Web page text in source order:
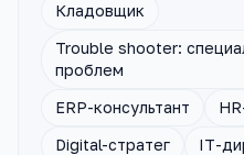
Кладовщик
Trouble shooter:
проблем
ERP-консультант
Digital-стратег
IT-